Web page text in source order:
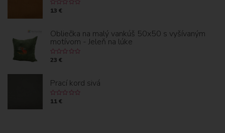
13 €
Obliečka na malý vankúš 50x50 s vyšívaným
motívom - Jeleň na lúke
23 €
Prací kord sivá
11 €